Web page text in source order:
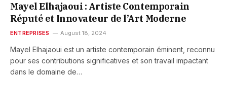
Mayel Elhajaoui : Artiste Contemporain
Réputé et Innovateur de l’Art Moderne
ENTREPRISES August 18, 2024
Mayel Elhajaoui est un artiste contemporain éminent, reconnu
pour ses contributions significatives et son travail impactant
dans le domaine de…